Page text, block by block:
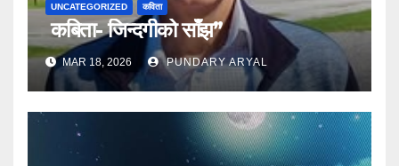
UNCATEGORIZED कविता
कबिता- जिन्दगीको साँझ”
MAR 18, 2026 PUNDARY ARYAL